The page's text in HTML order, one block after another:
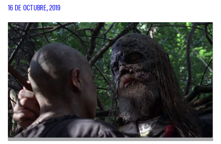
16 DE OCTUBRE, 2019